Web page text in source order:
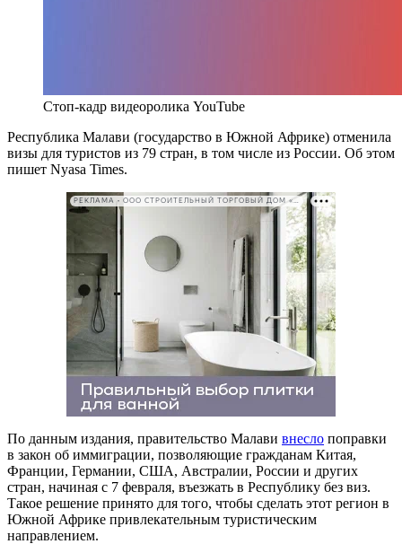
Стоп-кадр видеоролика YouTube
Республика Малави (государство в Южной Африке) отменила
визы для туристов из 79 стран, в том числе из России. Об этом
пишет Nyasa Times.
РЕКЛАМА • ООО СТРОИТЕЛЬНЫЙ ТОРГОВЫЙ ДОМ «ПЕТРОВИЧ». ИНН: 7802348846
По данным издания, правительство Малави внесло поправки
в закон об иммиграции, позволяющие гражданам Китая,
Франции, Германии, США, Австралии, России и других
стран, начиная с 7 февраля, въезжать в Республику без виз.
Такое решение принято для того, чтобы сделать этот регион в
Южной Африке привлекательным туристическим
направлением.